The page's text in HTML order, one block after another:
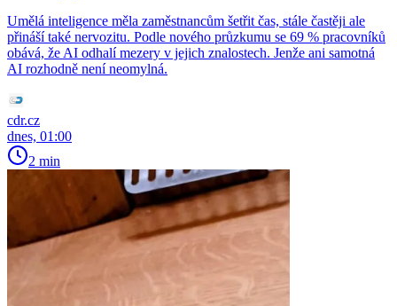
Umělá inteligence měla zaměstnancům šetřit čas, stále častěji ale
přináší také nervozitu. Podle nového průzkumu se 69 % pracovníků
obává, že AI odhalí mezery v jejich znalostech. Jenže ani samotná
AI rozhodně není neomylná.
cdr.cz
dnes, 01:00
2 min